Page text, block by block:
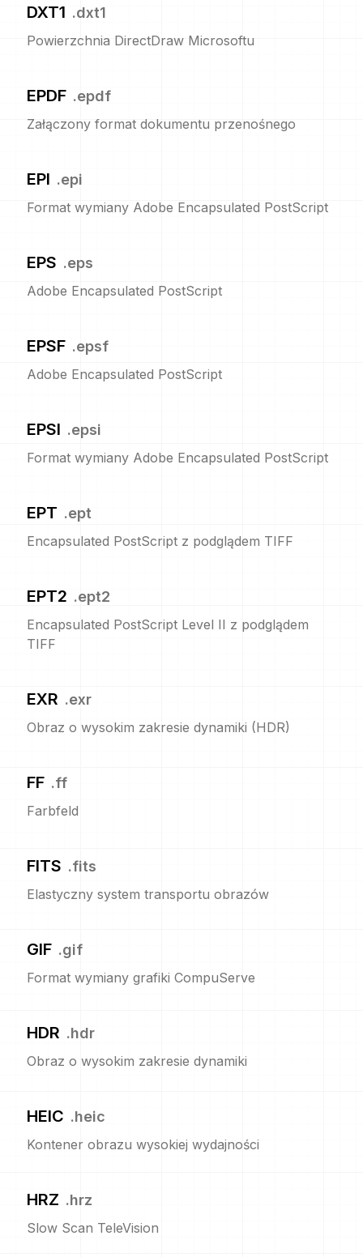
DXT1 .dxt1
Powierzchnia DirectDraw Microsoftu
EPDF .epdf
Załączony format dokumentu przenośnego
EPI .epi
Format wymiany Adobe Encapsulated PostScript
EPS .eps
Adobe Encapsulated PostScript
EPSF .epsf
Adobe Encapsulated PostScript
EPSI .epsi
Format wymiany Adobe Encapsulated PostScript
EPT .ept
Encapsulated PostScript z podglądem TIFF
EPT2 .ept2
Encapsulated PostScript Level II z podglądem
TIFF
EXR .exr
Obraz o wysokim zakresie dynamiki (HDR)
FF .ff
Farbfeld
FITS .fits
Elastyczny system transportu obrazów
GIF .gif
Format wymiany grafiki CompuServe
HDR .hdr
Obraz o wysokim zakresie dynamiki
HEIC .heic
Kontener obrazu wysokiej wydajności
HRZ .hrz
Slow Scan TeleVision